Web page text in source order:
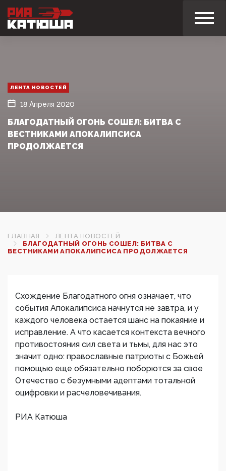
ЛЕНТА НОВОСТЕЙ
18 Апреля 2020
БЛАГОДАТНЫЙ ОГОНЬ СОШЕЛ: БИТВА С
ВЕСТНИКАМИ АПОКАЛИПСИСА
ПРОДОЛЖАЕТСЯ
ГЛАВНАЯ
ЛЕНТА НОВОСТЕЙ
БЛАГОДАТНЫЙ ОГОНЬ СОШЕЛ: БИТВА С
ВЕСТНИКАМИ АПОКАЛИПСИСА ПРОДОЛЖАЕТСЯ
Схождение Благодатного огня означает, что
события Апокалипсиса начнутся не завтра, и у
каждого человека остается шанс на покаяние и
исправление. А что касается контекста вечного
противостояния сил света и тьмы, для нас это
значит одно: православные патриоты с Божьей
помощью еще обязательно поборются за свое
Отечество с безумными адептами тотальной
оцифровки и расчеловечивания.
РИА Катюша